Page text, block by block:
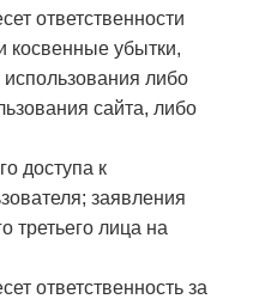
ответственности
убытки,
либо
сайта, либо
доступа к
заявления
третьего лица на
ответственность за